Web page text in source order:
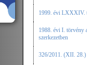
1999. évi LXXXIV.
1988. évi I. törvény
szerkezetben
326/2011. (XII. 28.)